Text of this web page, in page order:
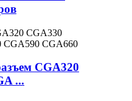
CGA320
...